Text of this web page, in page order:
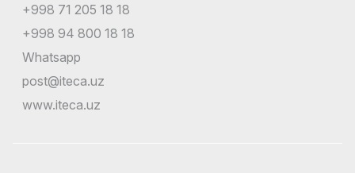
+998 71 205 18 18
+998 94 800 18 18
Whatsapp
post@iteca.uz
www.iteca.uz